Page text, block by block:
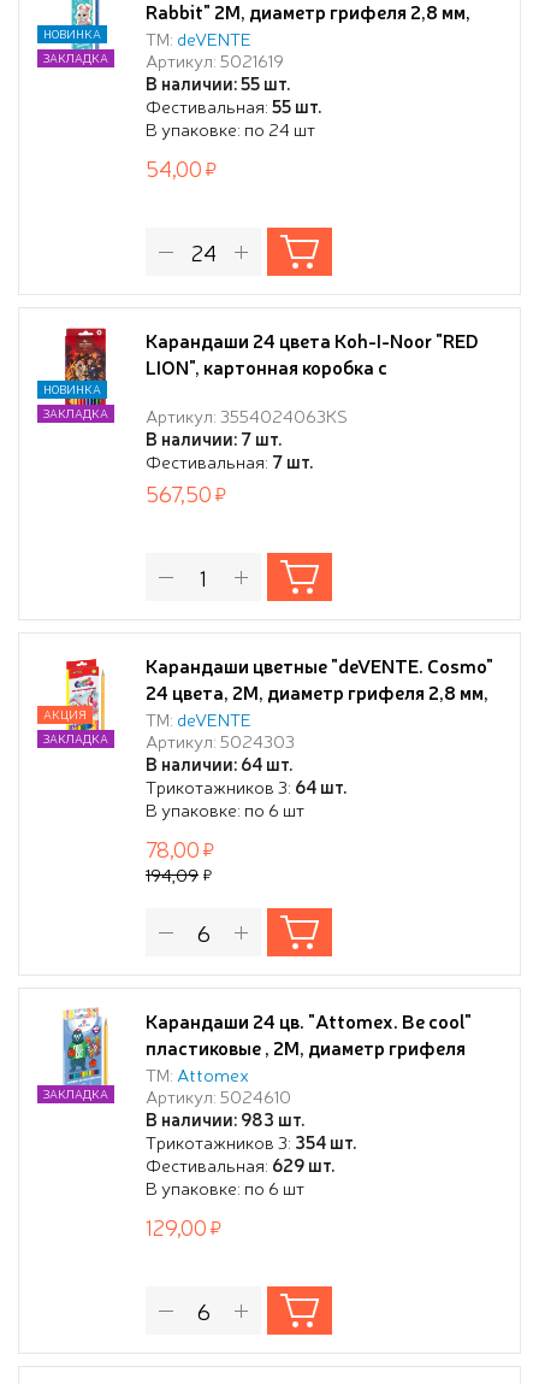
Rabbit" 2М, диаметр грифеля 2,8 мм,
шестигранные, в картонной коробке
ТМ: deVENTE
Артикул: 5021619
В наличии: 55 шт.
Фестивальная:55 шт.
В упаковке: по 24 шт
НОВИНКА
ЗАКЛАДКА
54,00
Карандаши 24 цвета Koh-I-Noor "RED
LION", картонная коробка с
Артикул: 3554024063KS
В наличии: 7 шт.
Фестивальная: 7 шт.
НОВИНКА
ЗАКЛАДКА
567,50
Карандаши цветные "deVENTE. Cosmo"
24 цвета, 2М, диаметр грифеля 2,8 мм,
шестигранные, в картонной коробке
ТМ: deVENTE
Артикул: 5024303
В наличии: 64 шт.
Трикотажников 3: 64 шт.
В упаковке: по 6 шт
АКЦИЯ
ЗАКЛАДКА
78,00
194,09
Карандаши 24 цв. "Attomex. Be cool"
пластиковые , 2М, диаметр грифеля
2,65 мм, шестигранные, в картонной
коробке
ТМ: Attomex
Артикул: 5024610
В наличии: 983 шт.
Трикотажников 3: 354 шт.
Фестивальная: 629 шт.
В упаковке: по 6 шт
ЗАКЛАДКА
129,00